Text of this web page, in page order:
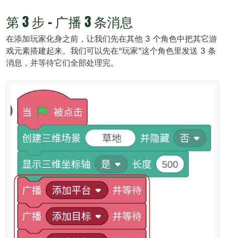
第 3 步 - 广播 3 条消息
在添加玩家化身之前，让我们先在其他 3 个角色中把其它游
戏元素搭建起来。我们可以先在“玩家”这个角色里发送 3 条
消息，并等待它们全部处理完。